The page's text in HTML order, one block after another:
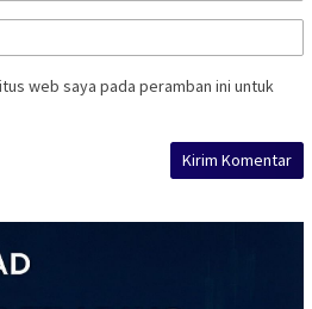
web saya pada peramban ini untuk